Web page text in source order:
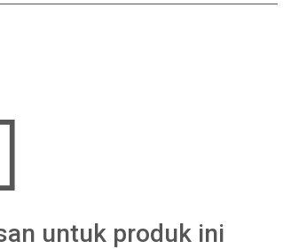
untuk produk ini